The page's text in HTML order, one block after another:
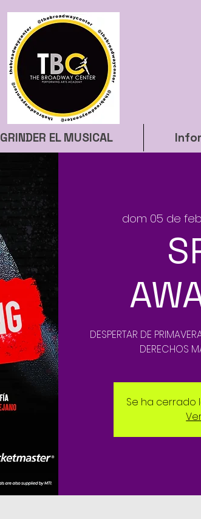
GRINDER EL MUSICAL
dom 05 de feb
DESPERTAR DE
DERECHOS
Se ha cerrado